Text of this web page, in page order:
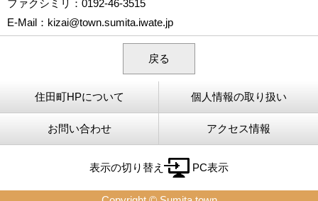
ファクシミリ ：0192-46-3515
E-Mail ： kizai@town.sumita.iwate.jp
戻る
住田町HPについて 個人情報の取り扱い
お問い合わせ アクセス情報
表示の切り替え PC表示